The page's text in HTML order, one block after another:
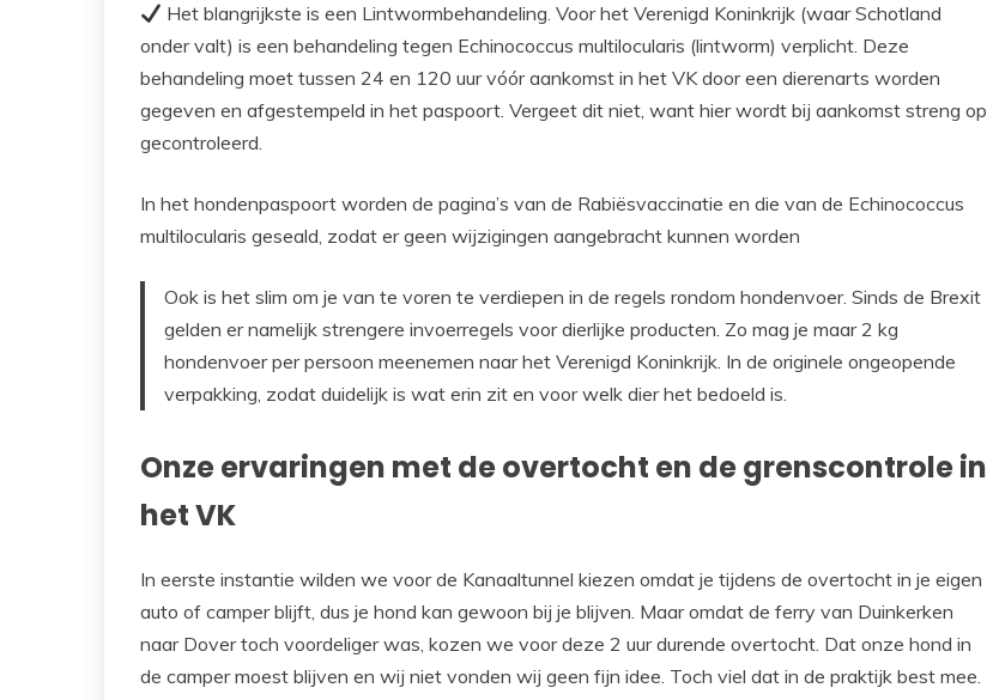
Het blangrijkste is een Lintwormbehandeling. Voor het Verenigd Koninkrijk (waar Schotland
onder valt) is een behandeling tegen Echinococcus multilocularis (lintworm) verplicht. Deze
behandeling moet tussen 24 en 120 uur vóór aankomst in het VK door een dierenarts worden
gegeven en afgestempeld in het paspoort. Vergeet dit niet, want hier wordt bij aankomst streng op
gecontroleerd.
In het hondenpaspoort worden de pagina’s van de Rabiësvaccinatie en die van de Echinococcus
multilocularis geseald, zodat er geen wijzigingen aangebracht kunnen worden
Ook is het slim om je van te voren te verdiepen in de regels rondom hondenvoer. Sinds de Brexit
gelden er namelijk strengere invoerregels voor dierlijke producten. Zo mag je maar 2 kg
hondenvoer per persoon meenemen naar het Verenigd Koninkrijk. In de originele ongeopende
verpakking, zodat duidelijk is wat erin zit en voor welk dier het bedoeld is.
Onze ervaringen met de overtocht en de grenscontrole in
het VK
In eerste instantie wilden we voor de Kanaaltunnel kiezen omdat je tijdens de overtocht in je eigen
auto of camper blijft, dus je hond kan gewoon bij je blijven. Maar omdat de ferry van Duinkerken
naar Dover toch voordeliger was, kozen we voor deze 2 uur durende overtocht. Dat onze hond in
de camper moest blijven en wij niet vonden wij geen fijn idee. Toch viel dat in de praktijk best mee.